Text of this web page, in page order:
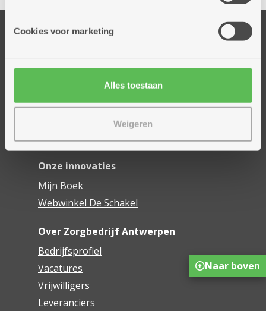
Cookies voor marketing
Alles toestaan
Weigeren
Onze diensten
Dienstencentra
Assistentiewoningen
Woonzorgcentra
Financieel comfort
Mijn Zorgbedrijf
Onze innovaties
Mijn Boek
Webwinkel De Schakel
Over Zorgbedrijf Antwerpen
Bedrijfsprofiel
Vacatures
Vrijwilligers
Leveranciers
Naar boven